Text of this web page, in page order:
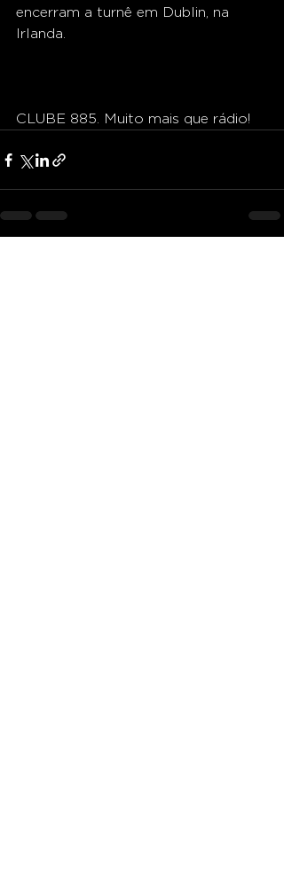
encerram a turnê em Dublin, na
Irlanda.
CLUBE 885. Muito mais que rádio!